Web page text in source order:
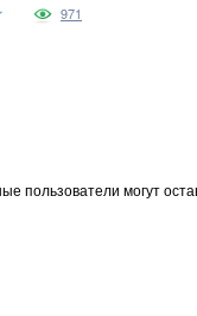
971
пользователи могут